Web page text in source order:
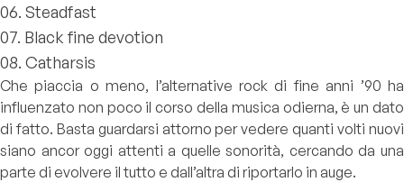
06. Steadfast
07. Black fine devotion
08. Catharsis
Che piaccia o meno, l’alternative rock di fine anni ’90 ha
influenzato non poco il corso della musica odierna, è un dato
di fatto. Basta guardarsi attorno per vedere quanti volti nuovi
siano ancor oggi attenti a quelle sonorità, cercando da una
parte di evolvere il tutto e dall’altra di riportarlo in auge.